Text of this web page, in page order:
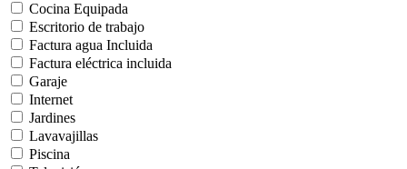
Cocina Equipada
Escritorio de trabajo
Factura agua Incluida
Factura eléctrica incluida
Garaje
Internet
Jardines
Lavavajillas
Piscina